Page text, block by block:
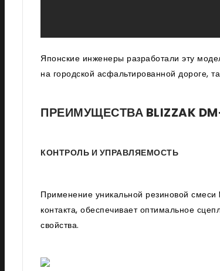
Японские инженеры разработали эту
на городской асфальтированной дороге,
ПРЕИМУЩЕСТВА BLIZZAK
КОНТРОЛЬ И УПРАВЛЯЕМОСТЬ
Применение уникальной резиновой
контакта, обеспечивает оптимальное
свойства.